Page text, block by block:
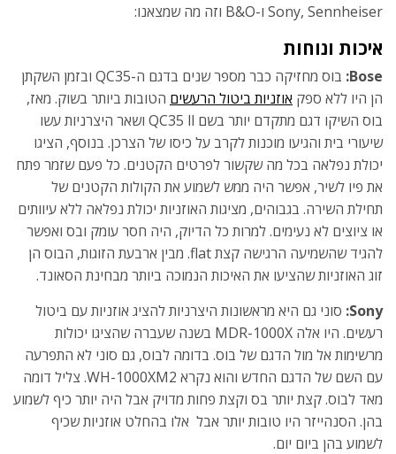
Sony, Sennheiser ו-B&O וזה מה שמצאנו:
איכות ונוחות
Bose:
בוס מחזיקה כבר מספר שנים בדגם ה-QC35 ובזמן השקתן
הן היו ללא ספק אוזניות ביטול הרעשים הטובות ביותר בשוק. מאז,
בוס השיקו דגם מתקדם יותר בשם QC35 ll ושאר היצרניות עשו
שיעורי בית והגיעו מוכנות לקרב על כיסו של הצרכן. בנוסף, הציגו
יכולת נפלאה בכל מה שקשור לפרטים הקטנים. כל פעם שזמר פתח
את פיו לשיר, אפשר היה ממש לשמוע את הקולות הקטנים של
תחילת השירה. בגבוהים, מציגות האוזניות יכולת נפלאה ללא עיוותים
או ציוצים לא נעימים. למרות כל הדיוק, היה חסר עומק ובס ואפשר
להגיד שהשמיעה הרגישה קצת flat. מבין ארבעת הזוגות, הבוס הן
זוג האוזניות שהציעו את האיכות הנמוכה ביותר מבחינת הסאונד.
Sony: סוני גם היא מראשונות היצרניות להציג אוזניות עם ביטול
רעשים. היו אלה MDR-1000X בשנה שעברה שהציגו יכולות
מרשימות אל מול הדגם של בוס. בדומה לבוס, גם סוני לא התפרעה
עם השם של הדגם החדש והוא נקרא WH-1000XM2. צליל דומה
מאד לבוס. קצת יותר בס וקצת פחות מדויק אבל היה יותר כיף לשמוע
בהן. הסנהייזר היו טובות יותר אבל אלו בהחלט אוזניות שכיף
לשמוע בהן ביום יום.